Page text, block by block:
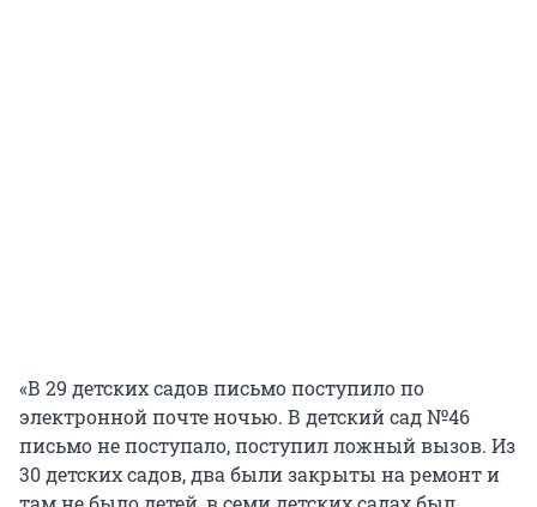
«В 29 детских садов письмо поступило по
электронной почте ночью. В детский сад №46
письмо не поступало, поступил ложный вызов. Из
30 детских садов, два были закрыты на ремонт и